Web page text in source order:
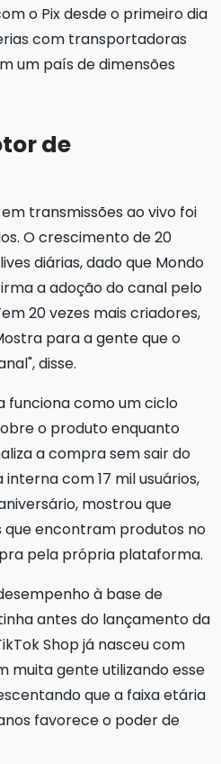
o Pix desde o primeiro dia
com transportadoras
um país de dimensões
de
transmissões ao vivo foi
O crescimento de 20
diárias, dado que Mondo
a adoção do canal pelo
20 vezes mais criadores,
para a gente que o
disse.
funciona como um ciclo
o produto enquanto
a compra sem sair do
com 17 mil usuários,
mostrou que
que encontram produtos no
pela própria plataforma.
à base de
antes do lançamento da
Shop já nasceu com
muita gente utilizando esse
que a faixa etária
favorece o poder de